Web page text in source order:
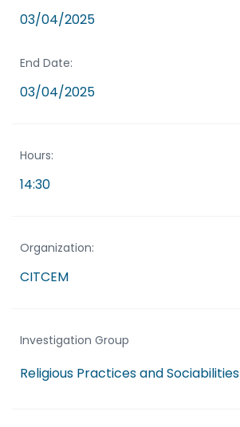
03/04/2025
End Date:
03/04/2025
Hours:
14:30
Organization:
CITCEM
Investigation Group
Religious Practices and Sociabilities